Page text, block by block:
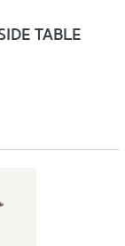
TABLE